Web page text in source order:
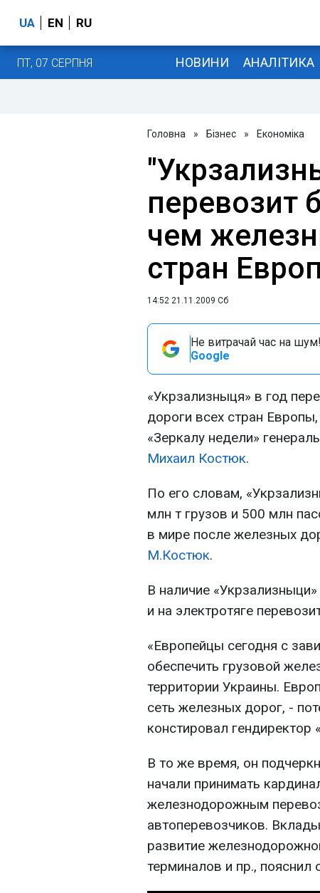
UA EN RU
ПТ, 07 СЕРПНЯ НОВИНИ АНАЛІТИКА
Головна » Бізнес » Економіка
перевозит
чем
стран
14:52 21.11.2009 Сб
Не витрачай час на
Google
«Укрзализныця» в год
дороги всех стран
«Зеркалу недели»
Михаил Костюк.
По его словам,
млн т грузов и 500 млн
в мире после железных
М.Костюк.
В наличие
и на электротяге
«Европейцы сегодня с
обеспечить грузовой
территории Украины.
сеть железных дорог, -
констировал гендиректор
В то же время, он
начали принимать
железнодорожным
автоперевозчиков.
развитие
терминалов и пр., пояснил